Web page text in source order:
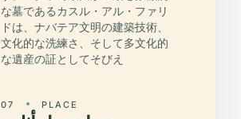
な墓であるカスル・アル・ファリ
ドは、ナバテア文明の建築技術、
文化的な洗練さ、そして多文化的
な遺産の証としてそびえ
07 PLACE